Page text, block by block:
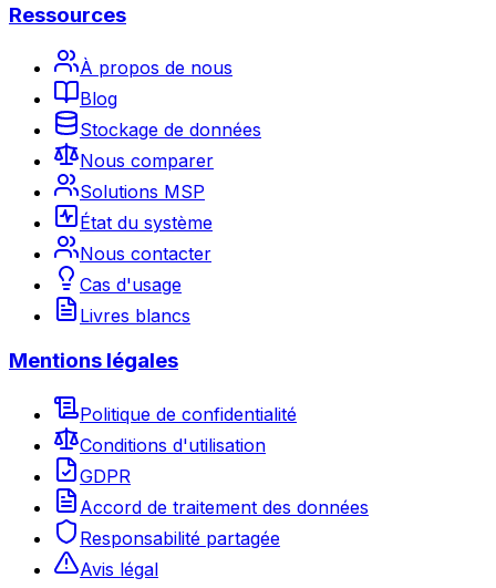
Ressources
À propos de nous
Blog
Stockage de données
Nous comparer
Solutions MSP
État du système
Nous contacter
Cas d'usage
Livres blancs
Mentions légales
Politique de confidentialité
Conditions d'utilisation
GDPR
Accord de traitement des données
Responsabilité partagée
Avis légal